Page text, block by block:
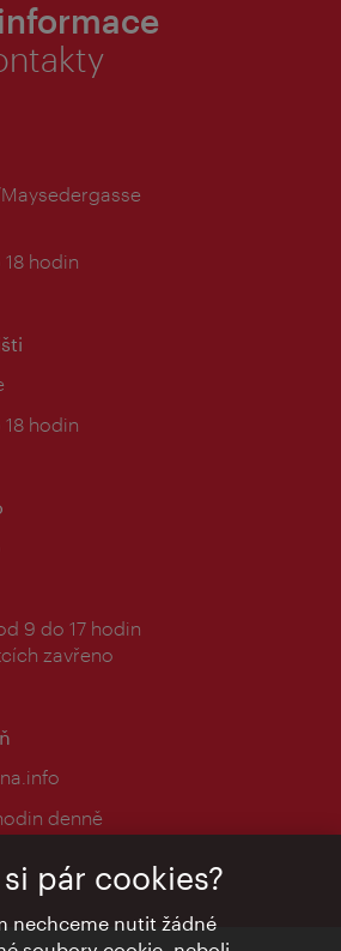
hodin
hodin
9 do 17 hodin
zavřeno
denně
pár cookies?
nechceme nutit žádné